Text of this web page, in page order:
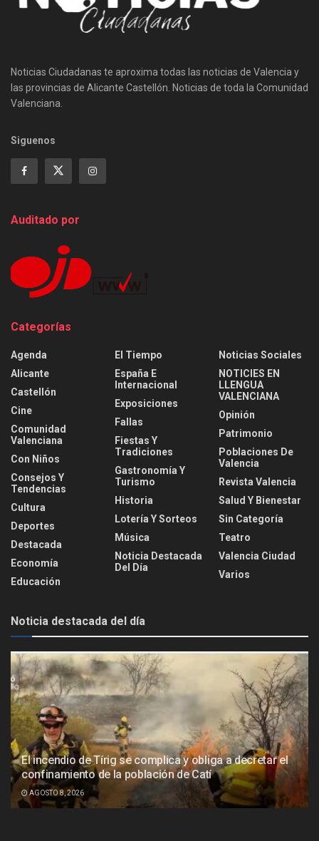
Noticias Ciudadanas te aproxima todas las noticias de Valencia y
las provincias de Alicante Castellón. Noticias de toda la Comunidad
Valenciana.
Siguenos
Auditado por
Categorías
Agenda
Alicante
Castellón
Cine
Comunidad
Valenciana
Con Niños
Consejos Y
Tendencias
Cultura
Deportes
Destacada
Economía
Educación
El Tiempo
España E
Internacional
Exposiciones
Fallas
Fiestas Y
Tradiciones
Gastronomía Y
Turismo
Historia
Lotería Y Sorteos
Música
Noticia Destacada
Del Día
Noticias Sociales
NOTICIES EN
LLENGUA
VALENCIANA
Opinión
Patrimonio
Poblaciones De
Valencia
Revista Valencia
Salud Y Bienestar
Sin Categoría
Teatro
Valencia Ciudad
Varios
Noticia destacada del día
El incendio de Tírig se complica y obliga a decretar el
confinamiento de la población de Catí
AGOSTO 8, 2026